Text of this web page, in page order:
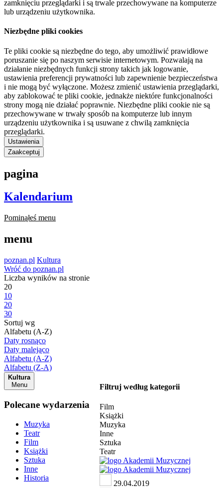
zamknięciu przeglądarki i są trwale przechowywane na komputerze
lub urządzeniu użytkownika.
Niezbędne pliki cookies
Te pliki cookie są niezbędne do tego, aby umożliwić prawidłowe
poruszanie się po naszym serwisie internetowym. Pozwalają na
działanie niezbędnych funkcji strony takich jak logowanie,
ustawienia preferencji prywatności lub zapewnienie bezpieczeństwa
i nie mogą być wyłączone. Możesz zmienić ustawienia przeglądarki,
aby zablokować te pliki cookie, jednakże niektóre funkcjonalności
strony mogą nie działać poprawnie. Niezbędne pliki cookie nie są
przechowywane w trwały sposób na komputerze lub innym
urządzeniu użytkownika i są usuwane z chwilą zamknięcia
przeglądarki.
Ustawienia
Zaakceptuj
pagina
Kalendarium
Pominąłeś menu
menu
poznan.pl Kultura
Wróć do poznan.pl
Liczba wyników na stronie
20
10
20
30
Sortuj wg
Alfabetu (A-Z)
Daty rosnąco
Daty malejąco
Alfabetu (A-Z)
Alfabetu (Z-A)
Kultura
Menu
Polecane wydarzenia
Muzyka
Teatr
Film
Książki
Sztuka
Inne
Historia
Filtruj według kategorii
Film
Książki
Muzyka
Inne
Sztuka
Teatr
29.04.2019